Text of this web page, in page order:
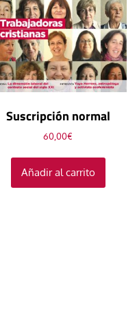
Suscripción normal
60,00€
Añadir al carrito